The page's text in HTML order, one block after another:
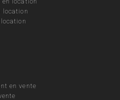
location
en vente